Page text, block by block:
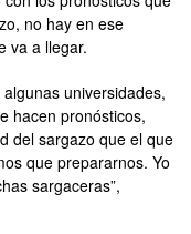
no hay en ese
va a llegar.
universidades,
hacen pronósticos,
del sargazo que el que
que prepararnos. Yo
sargaceras”,